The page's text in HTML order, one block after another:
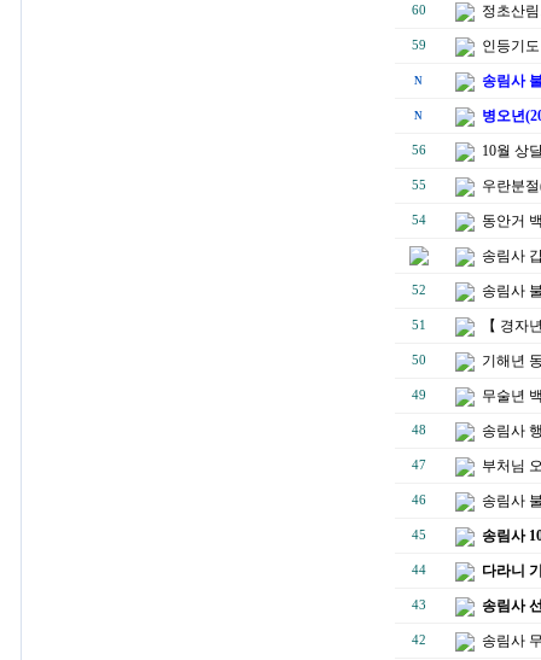
60 정초산
59 인등기
N 송림사
N 병오년
56 10월 상
55 우란분
54 동안거
송림사
52 송림사
51 【 경자
50 기해년
49 무술년
48 송림사
47 부처님
46 송림사
45 송림사
44 다라니
43 송림사
42 송림사